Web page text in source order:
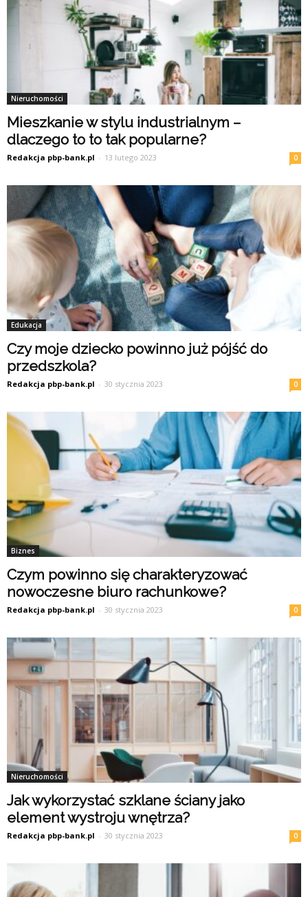
Nieruchomości
Mieszkanie w stylu industrialnym –
dlaczego to to tak popularne?
Redakcja pbp-bank.pl - 13 lutego 2023 0
Edukacja
Czy moje dziecko powinno już pójść do
przedszkola?
Redakcja pbp-bank.pl - 30 stycznia 2023 0
Biznes
Czym powinno się charakteryzować
nowoczesne biuro rachunkowe?
Redakcja pbp-bank.pl - 30 stycznia 2023 0
Nieruchomości
Jak wykorzystać szklane ściany jako
element wystroju wnętrza?
Redakcja pbp-bank.pl - 30 stycznia 2023 0